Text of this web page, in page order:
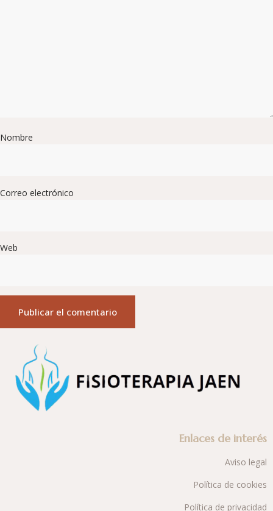
Nombre
Correo electrónico
Web
Enlaces de interés
Aviso legal
Política de cookies
Política de privacidad